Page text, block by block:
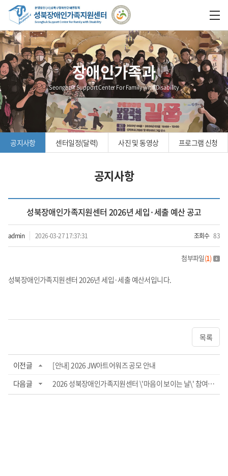
장애인가족과
Seongbuk Support Center For Family with Disability
공지사항 센터일정(달력) 사진 및 동영상 프로그램 신청
공지사항
성북장애인가족지원센터 2026년 세입·세출 예산 공고
admin 2026-03-27 17:37:31 조회수 83
첨부파일(1)
성북장애인가족지원센터 2026년 세입·세출 예산서입니다.
목록
이전글
[안내] 2026 JW아트어워즈 공모 안내
다음글
2026 성북장애인가족지원센터 \'마음이 보이는 날\' 참여자 모집